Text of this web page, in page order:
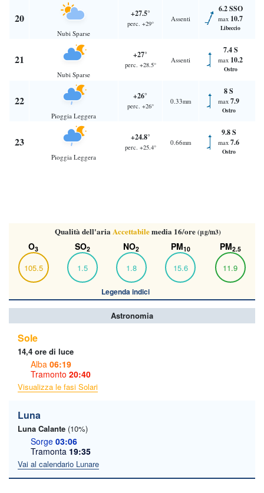
20
Nubi Sparse
+27.5°
perc. +29°
Assenti
6.2 SSO
max 10.7
Libeccio
21
Nubi Sparse
+27°
perc. +28.5°
Assenti
7.4 S
max 10.2
Ostro
22
Pioggia Leggera
+26°
perc. +26°
0.33mm
8 S
max 7.9
Ostro
23
Pioggia Leggera
+24.8°
perc. +25.4°
0.66mm
9.8 S
max 7.6
Ostro
Qualità dell'aria Accettabilemedia 16/ore(μg/m3)
O3
105.5
SO2
1.5
NO2
1.8
PM10
15.6
PM2.5
11.9
Legenda indici
Astronomia
Sole
14,4 ore di luce
Alba 06:19
Tramonto 20:40
Visualizza le fasi Solari
Luna
Luna Calante (10%)
Sorge 03:06
Tramonta 19:35
Vai al calendario Lunare